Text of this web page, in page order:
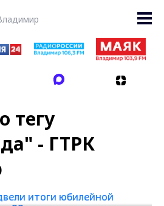
тегу
- ГТРК